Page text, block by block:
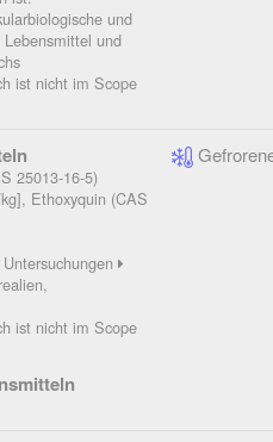
und
Lebensmittel und
ist nicht im Scope
25013-16-5)
Ethoxyquin (CAS
ist nicht im Scope